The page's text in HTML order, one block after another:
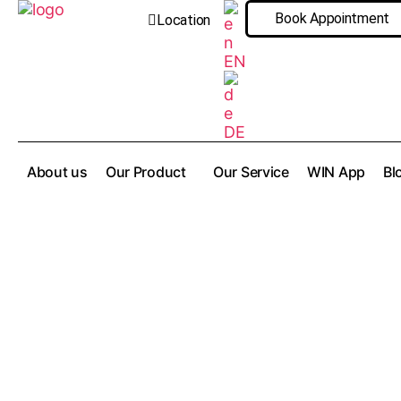
Location
EN
DE
Book Appointment
About us Our Product Our Service WIN App